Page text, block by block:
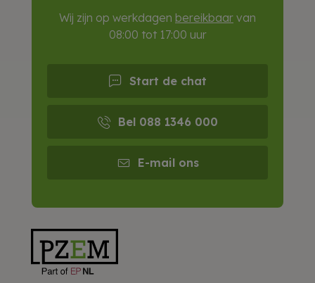
Wij zijn op werkdagen bereikbaar van
08:00 tot 17:00 uur
Start de chat
Bel 088 1346 000
E-mail ons